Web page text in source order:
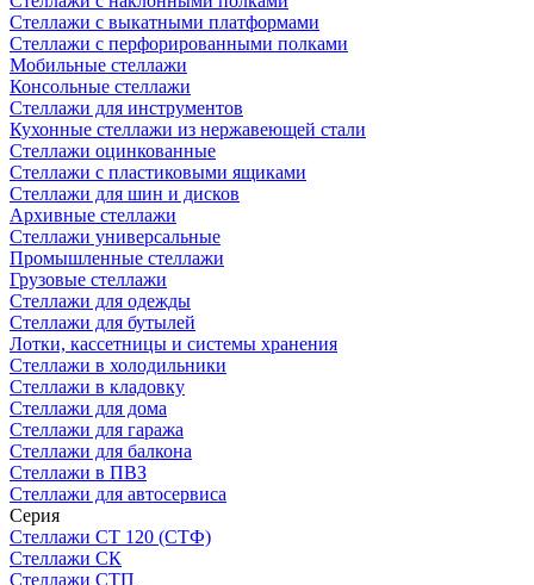
Стеллажи с выкатными платформами
Стеллажи с перфорированными полками
Мобильные стеллажи
Консольные стеллажи
Стеллажи для инструментов
Кухонные стеллажи из нержавеющей стали
Стеллажи оцинкованные
Стеллажи с пластиковыми ящиками
Стеллажи для шин и дисков
Архивные стеллажи
Стеллажи универсальные
Промышленные стеллажи
Грузовые стеллажи
Стеллажи для одежды
Стеллажи для бутылей
Лотки, кассетницы и системы хранения
Стеллажи в холодильники
Стеллажи в кладовку
Стеллажи для дома
Стеллажи для гаража
Стеллажи для балкона
Стеллажи в ПВЗ
Стеллажи для автосервиса
Серия
Стеллажи СТ 120 (СТФ)
Стеллажи СК
Стеллажи СТП